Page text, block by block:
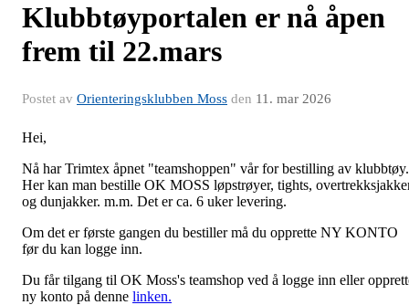
Klubbtøyportalen er nå åpen
frem til 22.mars
Postet av Orienteringsklubben Moss den 11. mar 2026
Hei,
Nå har Trimtex åpnet "teamshoppen" vår for bestilling av klubbtøy.
Her kan man bestille OK MOSS løpstrøyer, tights,
og dunjakker. m.m. Det er ca. 6 uker levering.
Om det er første gangen du bestiller må du opprette NY KONTO
før du kan logge inn.
Du får tilgang til OK Moss's teamshop ved å logge inn eller
ny konto på denne linken.